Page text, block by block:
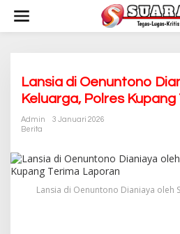
w
Lansia di Oenuntono
Keluarga, Polres
Admin
3 Januari 2026
Berita
Lansia di Oenuntono Dianiaya oleh